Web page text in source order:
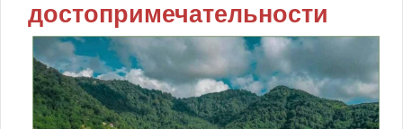
достопримечательности